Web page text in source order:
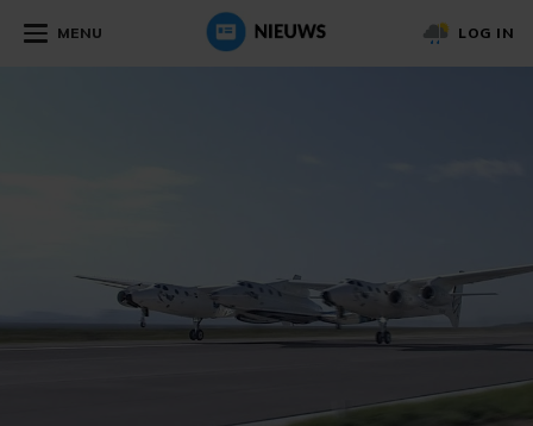
MENU LOG IN